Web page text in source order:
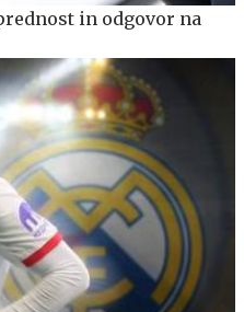
in odgovor na